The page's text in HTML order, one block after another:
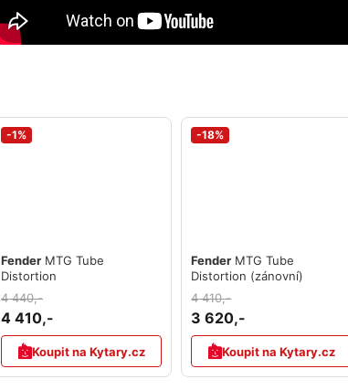
-1%
Fender MTG Tube
Distortion
4 440,-
4 410,-
Koupit na Kytary.cz
-18%
Fender MTG Tube
Distortion (zánovní)
4 410,-
3 620,-
Koupit na Kytary.cz